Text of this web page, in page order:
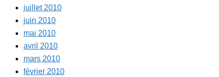
juillet 2010
juin 2010
mai 2010
avril 2010
mars 2010
février 2010